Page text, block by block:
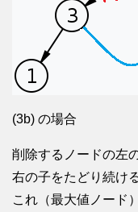
(3b) の場合
削除するノードの左
右の子をたどり続け
これ（最大値ノード